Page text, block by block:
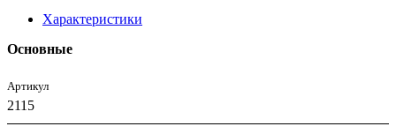
Характеристики
Основные
Артикул
2115